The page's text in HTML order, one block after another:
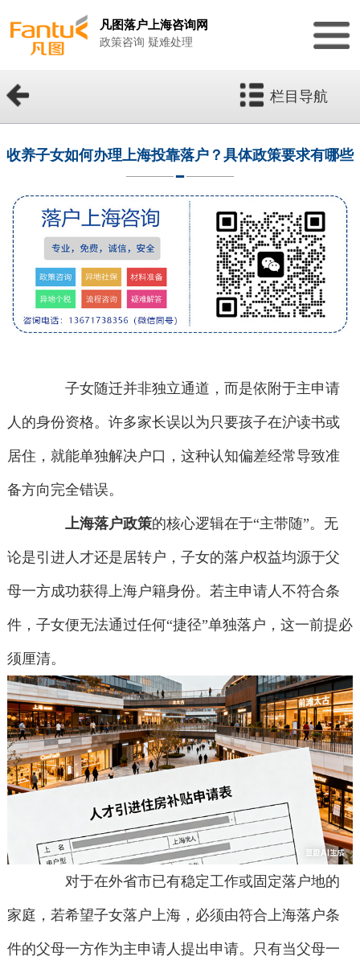
凡图落户上海咨询网
政策咨询 疑难处理
栏目导航
收养子女如何办理上海投靠落户？具体政策要求有哪些
子女随迁并非独立通道，而是依附于主申请
人的身份资格。许多家长误以为只要孩子在沪读书或
居住，就能单独解决户口，这种认知偏差经常导致准
备方向完全错误。
上海落户政策的核心逻辑在于“主带随”。无
论是引进人才还是居转户，子女的落户权益均源于父
母一方成功获得上海户籍身份。若主申请人不符合条
件，子女便无法通过任何“捷径”单独落户，这一前提必
须厘清。
对于在外省市已有稳定工作或固定落户地的
家庭，若希望子女落户上海，必须由符合上海落户条
件的父母一方作为主申请人提出申请。只有当父母一